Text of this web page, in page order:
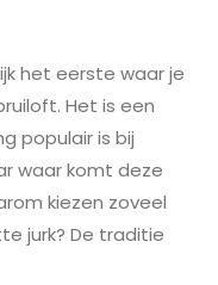
het eerste waar je
Het is een
populair is bij
waar komt deze
kiezen zoveel
jurk? De traditie